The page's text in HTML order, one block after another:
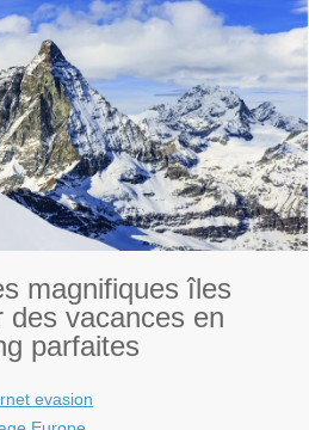
magnifiques îles
des vacances en
parfaites
evasion